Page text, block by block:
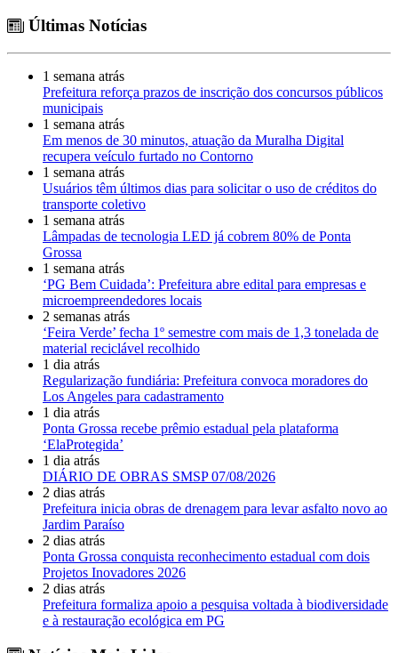
Últimas Notícias
1 semana atrás
Prefeitura reforça prazos de inscrição dos concursos públicos
municipais
1 semana atrás
Em menos de 30 minutos, atuação da Muralha Digital
recupera veículo furtado no Contorno
1 semana atrás
Usuários têm últimos dias para solicitar o uso de créditos do
transporte coletivo
1 semana atrás
Lâmpadas de tecnologia LED já cobrem 80% de Ponta
Grossa
1 semana atrás
‘PG Bem Cuidada’: Prefeitura abre edital para empresas e
microempreendedores locais
2 semanas atrás
‘Feira Verde’ fecha 1º semestre com mais de 1,3 tonelada de
material reciclável recolhido
1 dia atrás
Regularização fundiária: Prefeitura convoca moradores do
Los Angeles para cadastramento
1 dia atrás
Ponta Grossa recebe prêmio estadual pela plataforma
‘ElaProtegida’
1 dia atrás
DIÁRIO DE OBRAS SMSP 07/08/2026
2 dias atrás
Prefeitura inicia obras de drenagem para levar asfalto novo ao
Jardim Paraíso
2 dias atrás
Ponta Grossa conquista reconhecimento estadual com dois
Projetos Inovadores 2026
2 dias atrás
Prefeitura formaliza apoio a pesquisa voltada à biodiversidade
e à restauração ecológica em PG